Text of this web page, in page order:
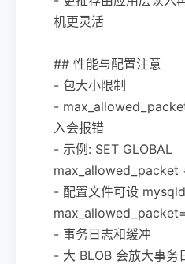
机更灵活
## 性能与配置注意
- 包大小限制
-
入会报错
- 示例: SET GLOBAL
- 配置文件可设
- 事务日志和缓冲
- 大 BLOB 会放大事务